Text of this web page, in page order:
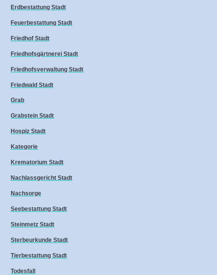
Erdbestattung Stadt
Feuerbestattung Stadt
Friedhof Stadt
Friedhofsgärtnerei Stadt
Friedhofsverwaltung Stadt
Friedwald Stadt
Grab
Grabstein Stadt
Hospiz Stadt
Kategorie
Krematorium Stadt
Nachlassgericht Stadt
Nachsorge
Seebestattung Stadt
Steinmetz Stadt
Sterbeurkunde Stadt
Tierbestattung Stadt
Todesfall